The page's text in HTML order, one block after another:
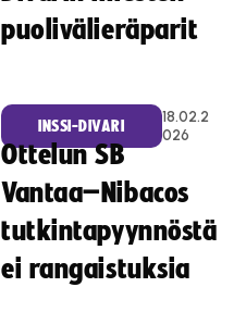
puolivälieräparit
INSSI-DIVARI
18.02.2
026
Ottelun SB
Vantaa–Nibacos
tutkintapyynnöstä
ei rangaistuksia